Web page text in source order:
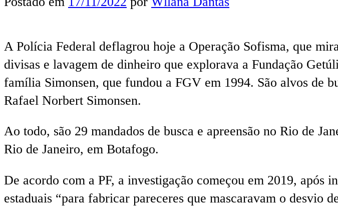
A Polícia Federal deflagrou hoje a Operação Sofisma, que
divisas e lavagem de dinheiro que explorava a Fundação
família Simonsen, que fundou a FGV em 1994. São alvos de
Rafael Norbert Simonsen.
Ao todo, são 29 mandados de busca e apreensão no Rio de
Rio de Janeiro, em Botafogo.
De acordo com a PF, a investigação começou em 2019, após
estaduais “para fabricar pareceres que mascaravam o desvio